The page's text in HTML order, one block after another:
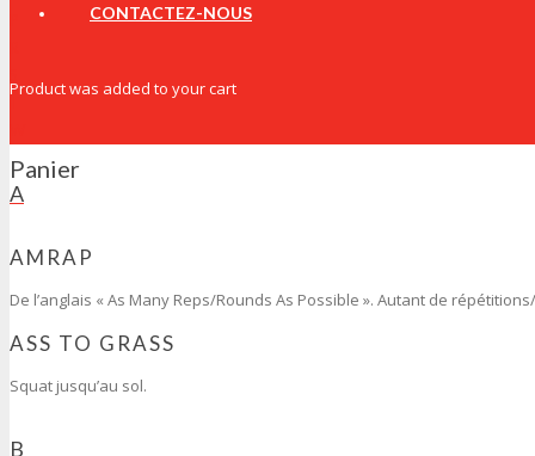
CONTACTEZ-NOUS
Productwas added to your cart
Panier
A
AMRAP
De l’anglais « As Many Reps/Rounds As Possible ». Autant de
ASS TO GRASS
Squat jusqu’au sol.
B